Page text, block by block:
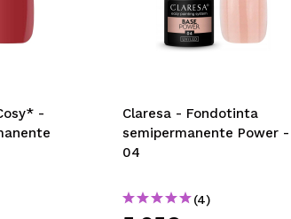
-
Claresa - Fondotinta
semipermanente Power -
04
(4)